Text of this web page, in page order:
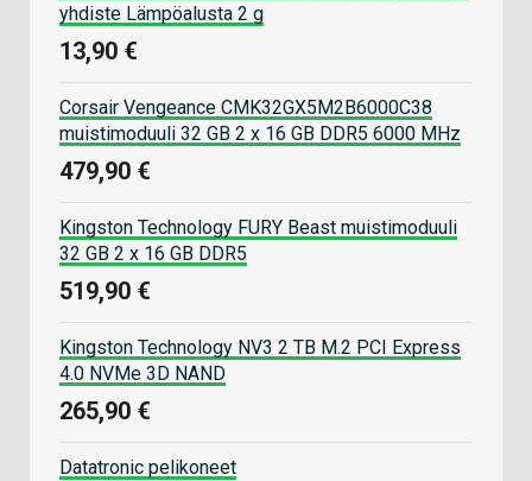
yhdiste Lämpöalusta 2 g
13,90 €
Corsair Vengeance CMK32GX5M2B6000C38
muistimoduuli 32 GB 2 x 16 GB DDR5 6000 MHz
479,90 €
Kingston Technology FURY Beast muistimoduuli
32 GB 2 x 16 GB DDR5
519,90 €
Kingston Technology NV3 2 TB M.2 PCI Express
4.0 NVMe 3D NAND
265,90 €
Datatronic pelikoneet